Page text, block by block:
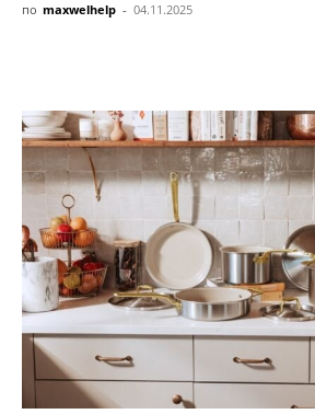
по maxwelhelp - 04.11.2025